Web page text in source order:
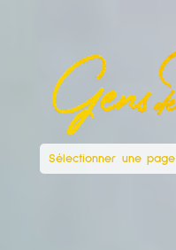
Sélectionner une page